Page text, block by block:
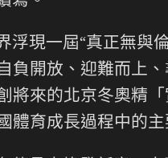
浮現一屆“真正無與
負開放、迎難而上
將來的北京冬奧精
體育成長過程中的主